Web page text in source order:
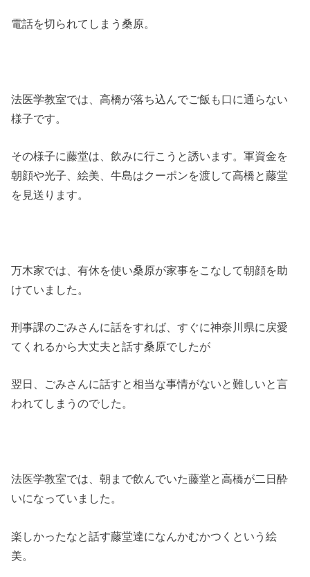
電話を切られてしまう桑原。
法医学教室では、高橋が落ち込んでご飯も口に通らない
様子です。
その様子に藤堂は、飲みに行こうと誘います。軍資金を
朝顔や光子、絵美、牛島はクーポンを渡して高橋と藤堂
を見送ります。
万木家では、有休を使い桑原が家事をこなして朝顔を助
けていました。
刑事課のごみさんに話をすれば、すぐに神奈川県に戻愛
てくれるから大丈夫と話す桑原でしたが
翌日、ごみさんに話すと相当な事情がないと難しいと言
われてしまうのでした。
法医学教室では、朝まで飲んでいた藤堂と高橋が二日酔
いになっていました。
楽しかったなと話す藤堂達になんかむかつくという絵
美。